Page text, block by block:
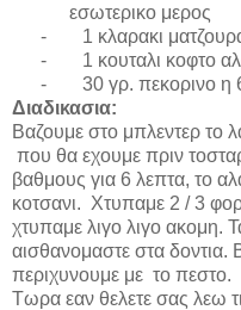
εσωτερικο μερος
-
1 κλαρακι
-
1 κουταλι κοφτο
-
30 γρ. πεκορινο η
Διαδικασια:
Βαζουμε στο μπλεντερ το
που θα εχουμε πριν
βαθμους για 6 λεπτα, το
κοτσανι. Χτυπαμε 2 / 3
χτυπαμε λιγο λιγο ακομη.
αισθανομαστε στα δοντια.
περιχυνουμε με το πεστο.
Τωρα εαν θελετε σας λεω